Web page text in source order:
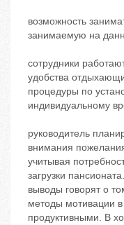
возможность
занимаемую на
сотрудники
удобства
процедуры по
индивидуальному
руководитель
внимания
учитывая
загрузки
выводы говорят о
методы мотивации
продуктивными. В